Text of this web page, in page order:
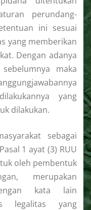
perundang-
ini sesuai
yang memberikan
Dengan adanya
maka
yang
dilakukan.
sebagai
1 ayat (3) RUU
oleh pembentuk
merupakan
kata lain
legalitas yang